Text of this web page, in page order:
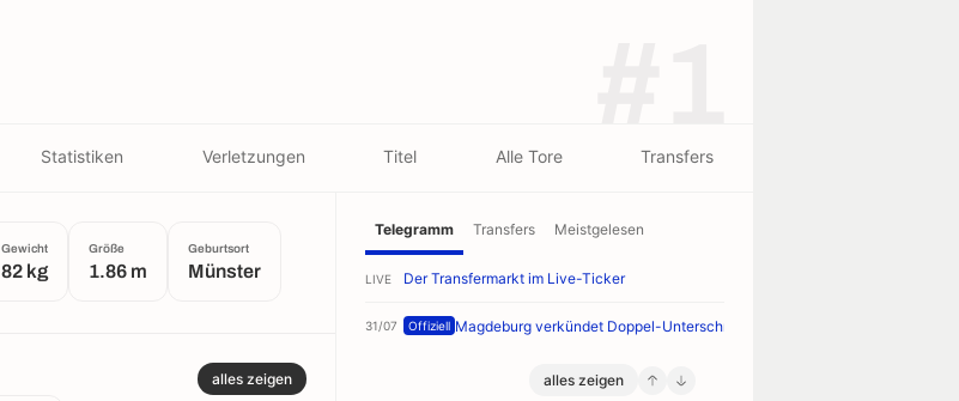
Statistiken Verletzungen Titel Alle Tore Transfers
Gewicht
82 kg
Größe
1.86 m
Geburtsort
Münster
alles zeigen
Telegramm Transfers Meistgelesen
LIVE Der Transfermarkt im Live-Ticker
31/07 Offiziell Magdeburg verkündet Doppel-Unterschrift
alles zeigen